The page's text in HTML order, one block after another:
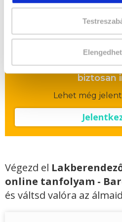
egyösszegű befizetés
80 000 Ft
Vizsgadíj várható összege
A csoport a
biztosan
Lehet még
Végezd el
online tanfolyam -
és váltsd valóra az